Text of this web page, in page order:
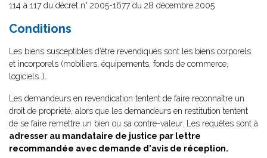
114 à 117 du décret n° 2005-1677 du 28 décembre 2005
Conditions
Les biens susceptibles d’être revendiqués sont les biens corporels
et incorporels (mobiliers, équipements, fonds de commerce,
logiciels..).
Les demandeurs en revendication tentent de faire reconnaître un
droit de propriété, alors que les demandeurs en restitution tentent
de se faire remettre un bien ou sa contre-valeur. Les requêtes sont à
adresser au mandataire de justice par lettre
recommandée avec demande d'avis de réception.